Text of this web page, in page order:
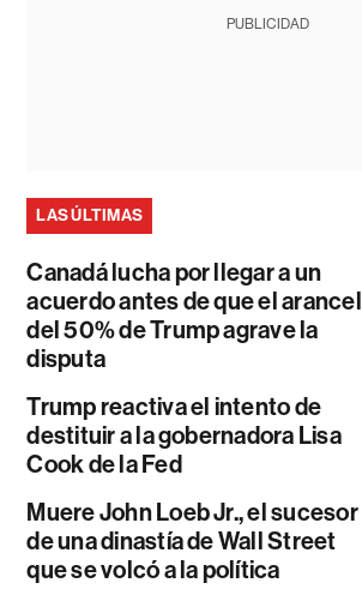
PUBLICIDAD
LAS ÚLTIMAS
Canadá lucha por llegar a un
acuerdo antes de que el arancel
del 50% de Trump agrave la
disputa
Trump reactiva el intento de
destituir a la gobernadora Lisa
Cook de la Fed
Muere John Loeb Jr., el sucesor
de una dinastía de Wall Street
que se volcó a la política